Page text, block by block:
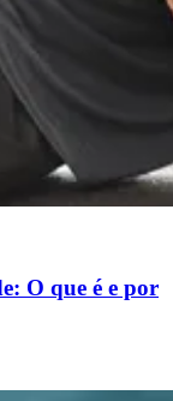
O que é e por